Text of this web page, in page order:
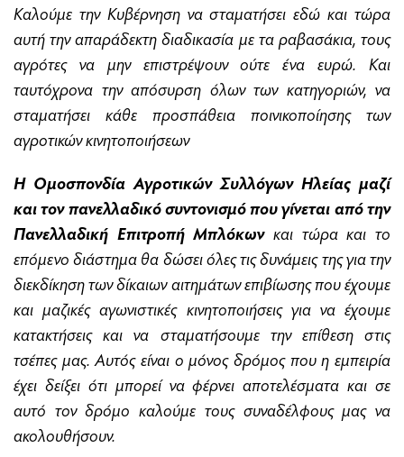
Καλούμε την Κυβέρνηση να σταματήσει εδώ και τώρα
αυτή την απαράδεκτη διαδικασία με τα ραβασάκια, τους
αγρότες να μην επιστρέψουν ούτε ένα ευρώ. Και
ταυτόχρονα την απόσυρση όλων των κατηγοριών, να
σταματήσει κάθε προσπάθεια ποινικοποίησης των
αγροτικών κινητοποιήσεων
Η Ομοσπονδία Αγροτικών Συλλόγων Ηλείας μαζί
και τον πανελλαδικό συντονισμό που γίνεται από την
Πανελλαδική Επιτροπή Μπλόκωνκαι τώρα και το
επόμενο διάστημα θα δώσει όλες τις δυνάμεις της για την
διεκδίκηση των δίκαιων αιτημάτων επιβίωσης που έχουμε
και μαζικές αγωνιστικές κινητοποιήσεις για να έχουμε
κατακτήσεις και να σταματήσουμε την επίθεση στις
τσέπες μας. Αυτός είναι ο μόνος δρόμος που η εμπειρία
έχει δείξει ότι μπορεί να φέρνει αποτελέσματα και σε
αυτό τον δρόμο καλούμε τους συναδέλφους μας να
ακολουθήσουν.